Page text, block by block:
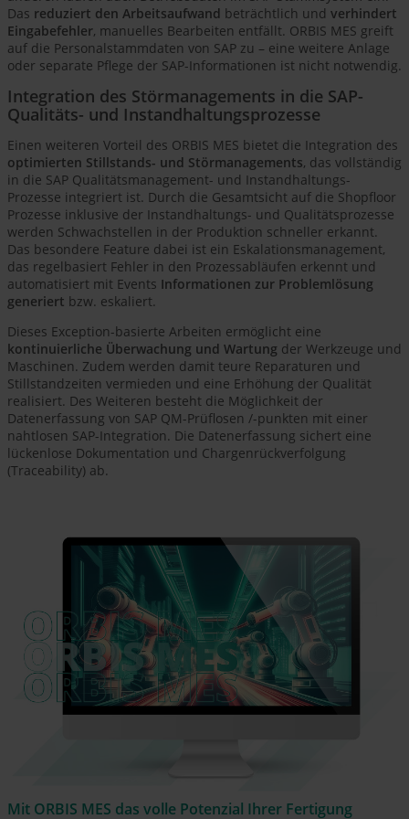
Das reduziert den Arbeitsaufwand beträchtlich und verhindert
Eingabefehler, manuelles Bearbeiten entfällt. ORBIS MES greift
auf die Personalstammdaten von SAP zu – eine weitere Anlage
oder separate Pflege der SAP-Informationen ist nicht notwendig.
Integration des Störmanagements in die SAP-
Qualitäts- und Instandhaltungsprozesse
Einen weiteren Vorteil des ORBIS MES bietet die Integration des
optimierten Stillstands- und Störmanagements, das vollständig
in die SAP Qualitätsmanagement- und Instandhaltungs-
Prozesse integriert ist. Durch die Gesamtsicht auf die Shopfloor
Prozesse inklusive der Instandhaltungs- und Qualitätsprozesse
werden Schwachstellen in der Produktion schneller erkannt.
Das besondere Feature dabei ist ein Eskalationsmanagement,
das regelbasiert Fehler in den Prozessabläufen erkennt und
automatisiert mit Events Informationen zur Problemlösung
generiert bzw. eskaliert.
Dieses Exception-basierte Arbeiten ermöglicht eine
kontinuierliche Überwachung und Wartung der Werkzeuge und
Maschinen. Zudem werden damit teure Reparaturen und
Stillstandzeiten vermieden und eine Erhöhung der Qualität
realisiert. Des Weiteren besteht die Möglichkeit der
Datenerfassung von SAP QM-Prüflosen /-punkten mit einer
nahtlosen SAP-Integration. Die Datenerfassung sichert eine
lückenlose Dokumentation und Chargenrückverfolgung
(Traceability) ab.
Mit ORBIS MES das volle Potenzial Ihrer Fertigung